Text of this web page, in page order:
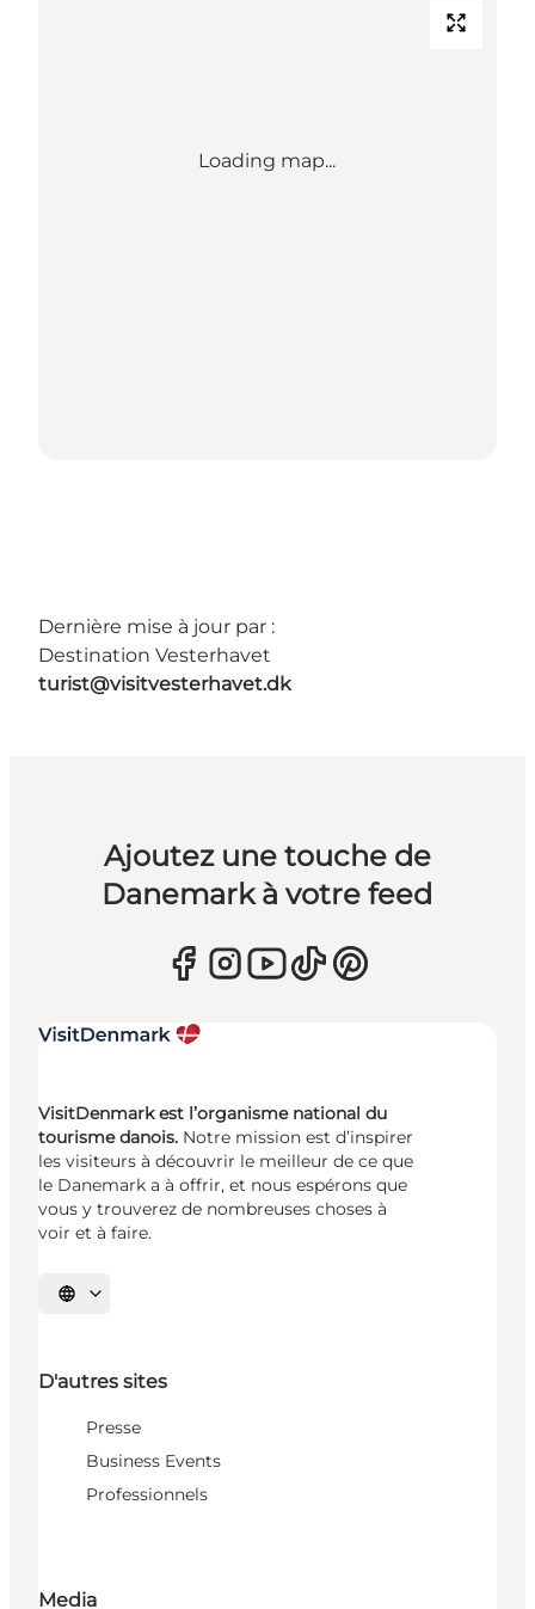
Loading map...
Dernière mise à jour par :
Destination Vesterhavet
turist@visitvesterhavet.dk
Ajoutez une touche de
Danemark à votre feed
VisitDenmark est l’organisme national du
tourisme danois. Notre mission est d’inspirer
les visiteurs à découvrir le meilleur de ce que
le Danemark a à offrir, et nous espérons que
vous y trouverez de nombreuses choses à
voir et à faire.
Choisissez la langue
D'autres sites
Presse
Business Events
Professionnels
Media